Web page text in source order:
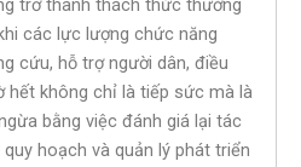
trở thành thách thức thường
các lực lượng chức năng
cứu, hỗ trợ người dân, điều
hết không chỉ là tiếp sức mà là
bằng việc đánh giá lại tác
hoạch và quản lý phát triển